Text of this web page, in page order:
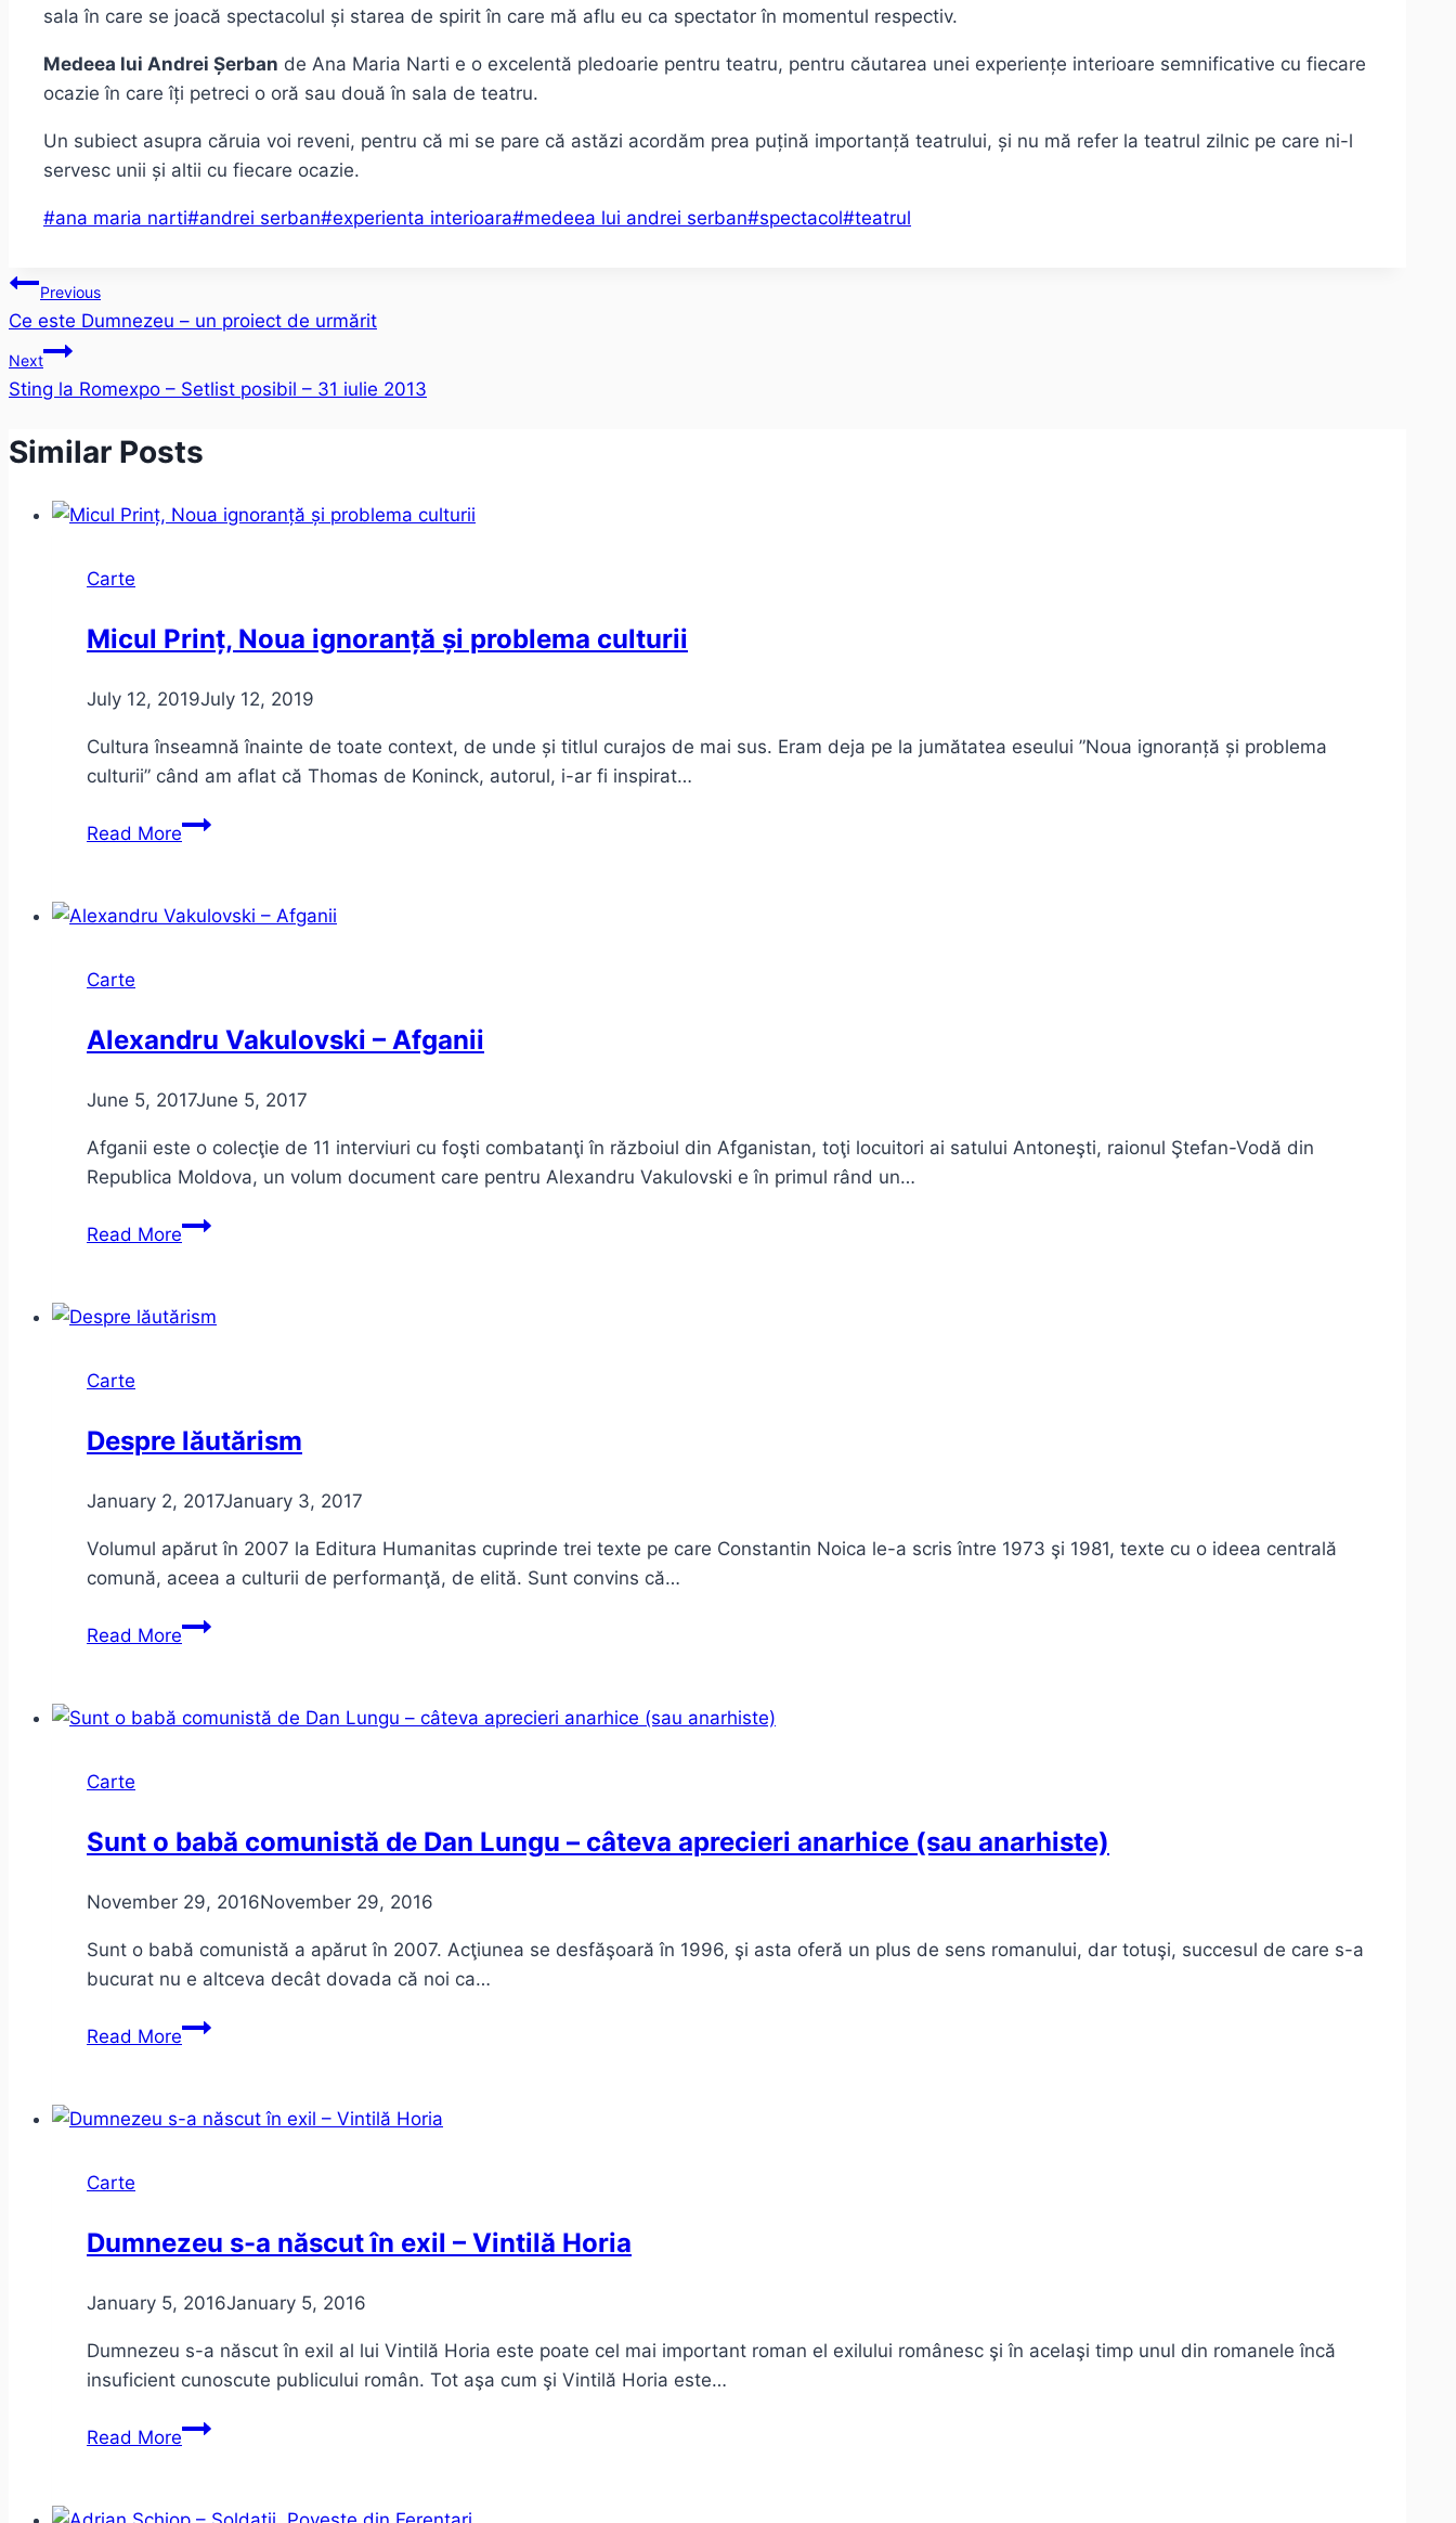
sala în care se joacă spectacolul și starea de spirit în care mă aflu eu ca spectator în momentul respectiv.
Medeea lui Andrei Șerban de Ana Maria Narti e o excelentă pledoarie pentru teatru, pentru căutarea unei experiențe interioare semnificative cu fiecare
ocazie în care îți petreci o oră sau două în sala de teatru.
Un subiect asupra căruia voi reveni, pentru că mi se pare că astăzi acordăm prea puțină importanță teatrului, și nu mă refer la teatrul zilnic pe care ni-l
servesc unii și altii cu fiecare ocazie.
Post
#ana maria narti#andrei serban#experienta interioara#medeea lui andrei serban#spectacol#teatrul
Post
navigation
Previous
Ce este Dumnezeu – un proiect de urmărit
Next
Sting la Romexpo – Setlist posibil – 31 iulie 2013
Similar Posts
Carte
Micul Prinț, Noua ignoranță și problema culturii
July 12, 2019July 12, 2019
Cultura înseamnă înainte de toate context, de unde și titlul curajos de mai sus. Eram deja pe la jumătatea eseului ”Noua ignoranță și problema
culturii” când am aflat că Thomas de Koninck, autorul, i-ar fi inspirat…
Read MoreMicul
ignoranță
Carte
Alexandru Vakulovski – Afganii
June 5, 2017June 5, 2017
Afganii este o colecţie de 11 interviuri cu foşti combatanţi în războiul din Afganistan, toţi locuitori ai satului Antoneşti, raionul Ştefan-Vodă din
Republica Moldova, un volum document care pentru Alexandru Vakulovski e în primul rând un…
Read MoreAlexandru
Afganii
Carte
Despre lăutărism
January 2, 2017January 3, 2017
Volumul apărut în 2007 la Editura Humanitas cuprinde trei texte pe care Constantin Noica le-a scris între 1973 şi 1981, texte cu o ideea centrală
comună, aceea a culturii de performanţă, de elită. Sunt convins că…
Read MoreDespre
Carte
Sunt o babă comunistă de Dan Lungu – câteva aprecieri anarhice (sau anarhiste)
November 29, 2016November 29, 2016
Sunt o babă comunistă a apărut în 2007. Acţiunea se desfăşoară în 1996, şi asta oferă un plus de sens romanului, dar totuşi, succesul de care s-a
bucurat nu e altceva decât dovada că noi ca…
Read MoreSunt
comunistă
câteva
anarhice
(sau
anarhiste)
Carte
Dumnezeu s-a născut în exil – Vintilă Horia
January 5, 2016January 5, 2016
Dumnezeu s-a născut în exil al lui Vintilă Horia este poate cel mai important roman el exilului românesc şi în acelaşi timp unul din romanele încă
insuficient cunoscute publicului român. Tot aşa cum şi Vintilă Horia este…
Read MoreDumnezeu
născut